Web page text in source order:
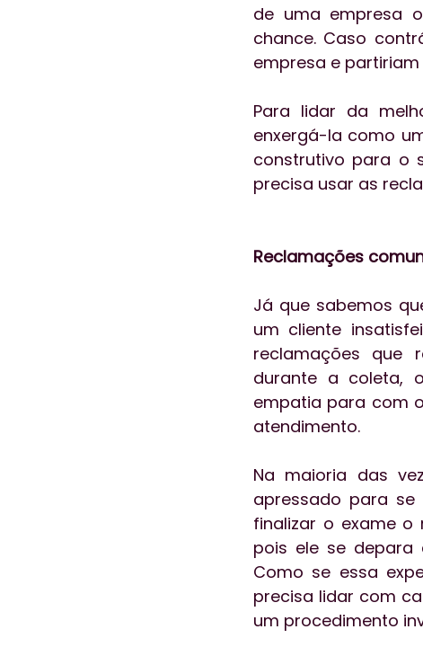
de uma empresa
chance. Caso
empresa e
Para lidar da
enxergá-la como
construtivo para o
precisa usar as
Reclamações
Já que sabemos
um cliente
reclamações que
durante a coleta,
empatia para com
atendimento.
Na maioria das
apressado para
finalizar o exame o
pois ele se depara
Como se essa
precisa lidar com
um procedimento